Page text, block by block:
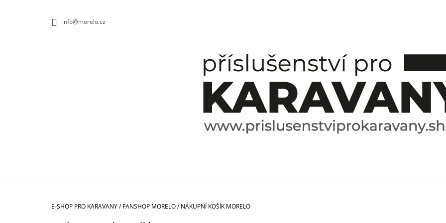
info@morelo.cz
Domů
E-SHOP PRO KARAVANY/ FANSHOP MORELO/ NÁKUPNÍ KOŠÍK MORELO
CO POTŘEBUJETE NAJÍT?
HLEDAT
DOPORUČUJEME